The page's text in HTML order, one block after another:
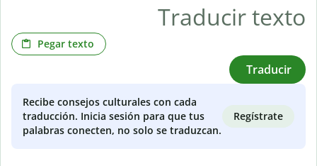
Pegar texto
Traducir
Recibe consejos culturales con cada
traducción. Inicia sesión para que tus
palabras conecten, no solo se traduzcan.
Regístrate